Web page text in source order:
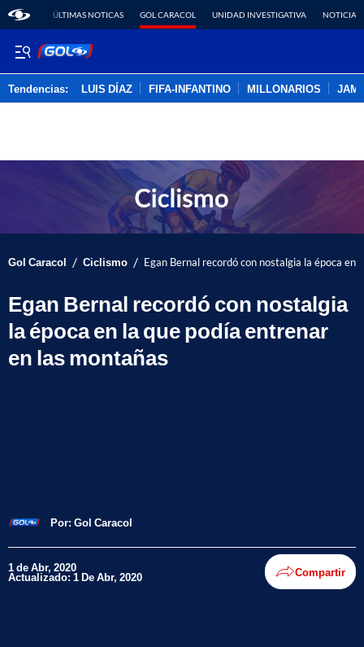
ÚLTIMAS NOTICAS GOL CARACOL UNIDAD INVESTIGATIVA NOTICIAS
Tendencias: LUIS DÍAZ FIFA-INFANTINO MILLONARIOS
Gol Caracol / Ciclismo / Egan Bernal recordó con nostalgia la época en
Egan Bernal recordó con nostalgia
la época en la que podía entrenar
en las montañas
Por: Gol Caracol
1 de Abr, 2020
Actualizado: 1 De Abr, 2020 Compartir